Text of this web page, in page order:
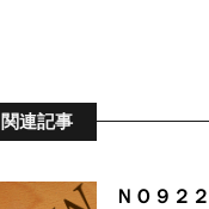
関連記事
ＮＯ９２